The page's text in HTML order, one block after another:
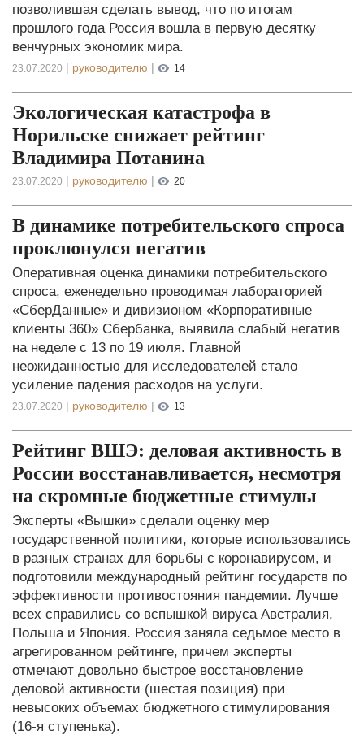
позволившая сделать вывод, что по итогам
прошлого года Россия вошла в первую десятку
венчурных экономик мира.
23.07.2020 | руководителю | 14
Экологическая катастрофа в
Норильске снижает рейтинг
Владимира Потанина
23.07.2020 | руководителю | 20
В динамике потребительского спроса
проклюнулся негатив
Оперативная оценка динамики потребительского
спроса, еженедельно проводимая лабораторией
«СберДанные» и дивизионом «Корпоративные
клиенты 360» Сбербанка, выявила слабый негатив
на неделе с 13 по 19 июля. Главной
неожиданностью для исследователей стало
усиление падения расходов на услуги.
23.07.2020 | руководителю | 13
Рейтинг ВШЭ: деловая активность в
России восстанавливается, несмотря
на скромные бюджетные стимулы
Эксперты «Вышки» сделали оценку мер
государственной политики, которые использовались
в разных странах для борьбы с коронавирусом, и
подготовили международный рейтинг государств по
эффективности противостояния пандемии. Лучше
всех справились со вспышкой вируса Австралия,
Польша и Япония. Россия заняла седьмое место в
агрегированном рейтинге, причем эксперты
отмечают довольно быстрое восстановление
деловой активности (шестая позиция) при
невысоких объемах бюджетного стимулирования
(16-я ступенька).